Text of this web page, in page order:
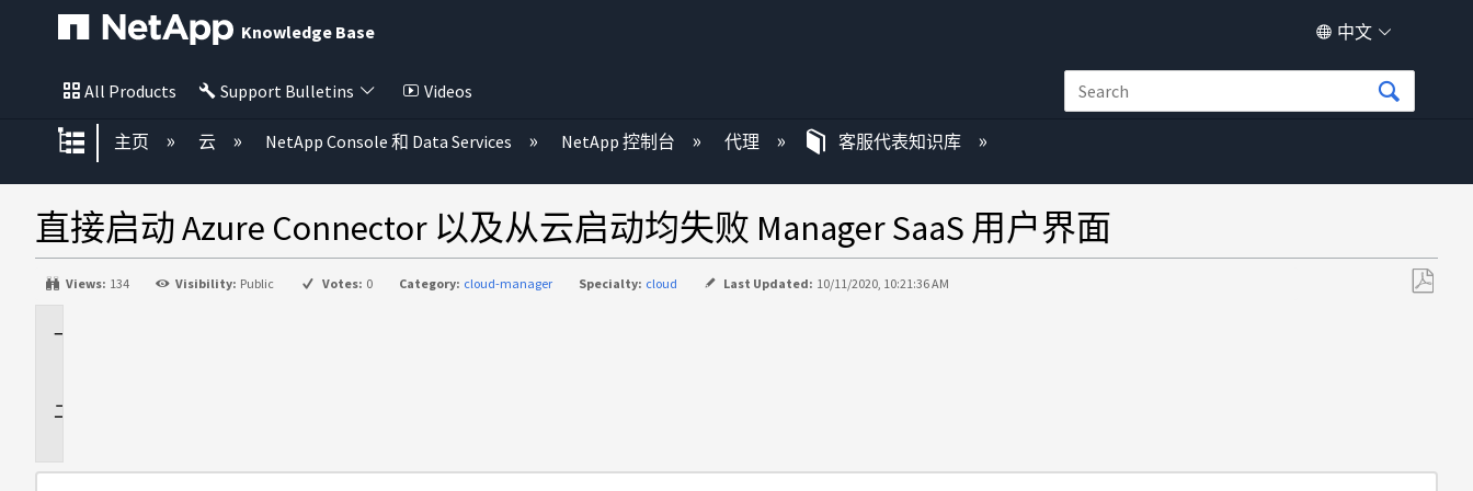
Knowledge Base 中文
All Products Support Bulletins Videos
扩展/隐缩全局层次
主页 云 NetApp Console 和 Data Services NetApp 控制台 代理 客服代表知识库
直接启动 Azure Connector 以及从云启动均失败 Manager SaaS 用户界面
Views: 134 Visibility: Public Votes: 0 Category: cloud-manager Specialty: cloud Last Updated: 10/11/2020, 10:21:36 AM